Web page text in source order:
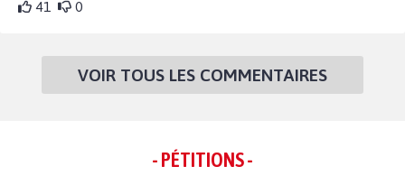
41 0
VOIR TOUS LES COMMENTAIRES
- PÉTITIONS -